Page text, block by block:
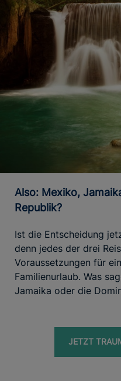
Also: Mexiko, Jamaika oder Dominikanische
Republik?
Ist die Entscheidung
denn jedes der drei
Voraussetzungen für
Familienurlaub. Was
Jamaika oder die
JETZT